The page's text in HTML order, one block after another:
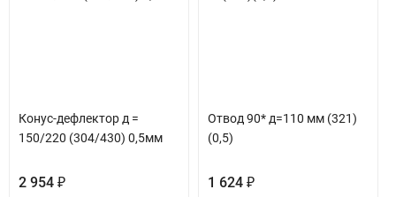
Конус-дефлектор д =
150/220 (304/430) 0,5мм
2 954 ₽
Отвод 90* д=110 мм (321)
(0,5)
1 624 ₽